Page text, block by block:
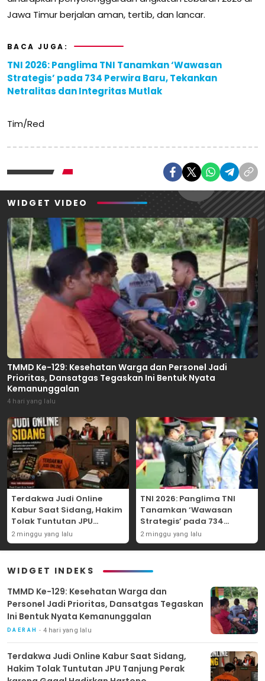
Jawa Timur berjalan aman, tertib, dan lancar.
BACA JUGA:
TNI 2026: Panglima TNI Tanamkan ‘Wawasan
Strategis’ pada 734 Perwira Baru, Tekankan
Netralitas dan Integritas Mutlak
Tim/Red
WIDGET VIDEO
TMMD Ke-129: Kesehatan Warga dan Personel Jadi
Prioritas, Dansatgas Tegaskan Ini Bentuk Nyata
Kemanunggalan
4 hari yang lalu
Terdakwa Judi Online
Kabur Saat Sidang, Hakim
Tolak Tuntutan JPU
Tanjung Perak karena
Gagal Hadirkan Hartono
2 minggu yang lalu
TNI 2026: Panglima TNI
Tanamkan ‘Wawasan
Strategis’ pada 734
Perwira Baru, Tekankan
Netralitas dan Integritas
2 minggu yang lalu
WIDGET INDEKS
TMMD Ke-129: Kesehatan Warga dan
Personel Jadi Prioritas, Dansatgas Tegaskan
Ini Bentuk Nyata Kemanunggalan
DAERAH 4 hari yang lalu
Terdakwa Judi Online Kabur Saat Sidang,
Hakim Tolak Tuntutan JPU Tanjung Perak